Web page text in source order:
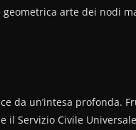
geometrica arte dei nodi
da un’intesa profonda.
il Servizio Civile